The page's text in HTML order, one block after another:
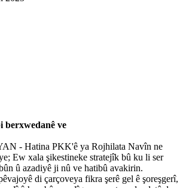
berxwedanê ve
- Hatina PKK'ê ya Rojhilata Navîn ne
Ew xala şikestineke stratejîk bû ku li ser
û azadiyê ji nû ve hatibû avakirin.
di çarçoveya fikra şerê gel ê şoreşgerî,